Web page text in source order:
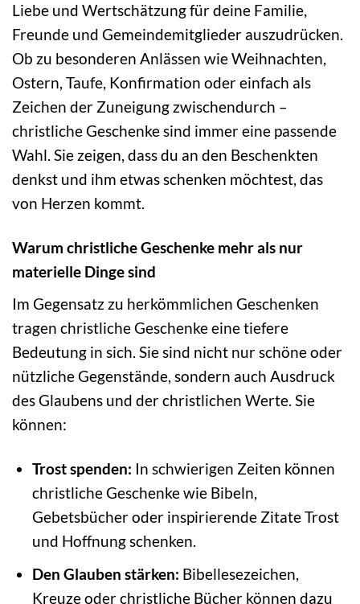
Liebe und Wertschätzung für deine Familie,
Freunde und Gemeindemitglieder auszudrücken.
Ob zu besonderen Anlässen wie Weihnachten,
Ostern, Taufe, Konfirmation oder einfach als
Zeichen der Zuneigung zwischendurch –
christliche Geschenke sind immer eine passende
Wahl. Sie zeigen, dass du an den Beschenkten
denkst und ihm etwas schenken möchtest, das
von Herzen kommt.
Warum christliche Geschenke mehr als nur
materielle Dinge sind
Im Gegensatz zu herkömmlichen Geschenken
tragen christliche Geschenke eine tiefere
Bedeutung in sich. Sie sind nicht nur schöne oder
nützliche Gegenstände, sondern auch Ausdruck
des Glaubens und der christlichen Werte. Sie
können:
Trost spenden: In schwierigen Zeiten können
christliche Geschenke wie Bibeln,
Gebetsbücher oder inspirierende Zitate Trost
und Hoffnung schenken.
Den Glauben stärken: Bibellesezeichen,
Kreuze oder christliche Bücher können dazu